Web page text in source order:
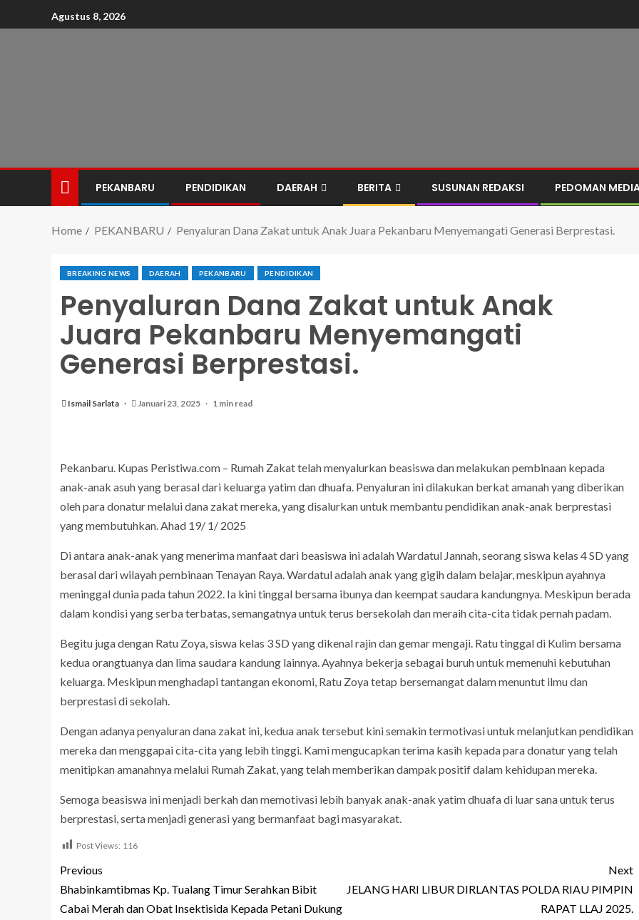
Agustus 8, 2026
PEKANBARU PENDIDIKAN DAERAH BERITA SUSUNAN REDAKSI PEDOMAN
Home PEKANBARU Penyaluran Dana Zakat untuk Anak Juara Pekanbaru Menyemangati Generasi Berprestasi.
BREAKING NEWS DAERAH PEKANBARU PENDIDIKAN
Penyaluran Dana Zakat untuk Anak
Juara Pekanbaru Menyemangati
Generasi Berprestasi.
Ismail Sarlata Januari 23, 2025 1 min read
Pekanbaru. Kupas Peristiwa.com – Rumah Zakat telah menyalurkan beasiswa dan melakukan pembinaan kepada
anak-anak asuh yang berasal dari keluarga yatim dan dhuafa. Penyaluran ini dilakukan berkat amanah yang diberikan
oleh para donatur melalui dana zakat mereka, yang disalurkan untuk membantu pendidikan anak-anak berprestasi
yang membutuhkan. Ahad 19/ 1/ 2025
Di antara anak-anak yang menerima manfaat dari beasiswa ini adalah Wardatul Jannah, seorang siswa kelas 4 SD yang
berasal dari wilayah pembinaan Tenayan Raya. Wardatul adalah anak yang gigih dalam belajar, meskipun ayahnya
meninggal dunia pada tahun 2022. Ia kini tinggal bersama ibunya dan keempat saudara kandungnya. Meskipun berada
dalam kondisi yang serba terbatas, semangatnya untuk terus bersekolah dan meraih cita-cita tidak pernah padam.
Begitu juga dengan Ratu Zoya, siswa kelas 3 SD yang dikenal rajin dan gemar mengaji. Ratu tinggal di Kulim bersama
kedua orangtuanya dan lima saudara kandung lainnya. Ayahnya bekerja sebagai buruh untuk memenuhi kebutuhan
keluarga. Meskipun menghadapi tantangan ekonomi, Ratu Zoya tetap bersemangat dalam menuntut ilmu dan
berprestasi di sekolah.
Dengan adanya penyaluran dana zakat ini, kedua anak tersebut kini semakin termotivasi untuk melanjutkan pendidikan
mereka dan menggapai cita-cita yang lebih tinggi. Kami mengucapkan terima kasih kepada para donatur yang telah
menitipkan amanahnya melalui Rumah Zakat, yang telah memberikan dampak positif dalam kehidupan mereka.
Semoga beasiswa ini menjadi berkah dan memotivasi lebih banyak anak-anak yatim dhuafa di luar sana untuk terus
berprestasi, serta menjadi generasi yang bermanfaat bagi masyarakat.
Post Views: 116
Previous
Bhabinkamtibmas Kp. Tualang Timur Serahkan Bibit
Cabai Merah dan Obat Insektisida Kepada Petani Dukung
Next
JELANG HARI LIBUR DIRLANTAS POLDA RIAU PIMPIN
RAPAT LLAJ 2025.